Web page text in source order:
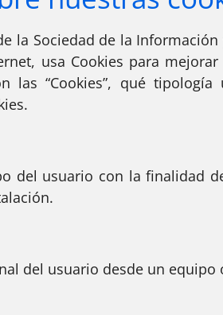
la Sociedad de la
usa Cookies para
las “Cookies”, qué
del usuario con la finalidad
del usuario desde un